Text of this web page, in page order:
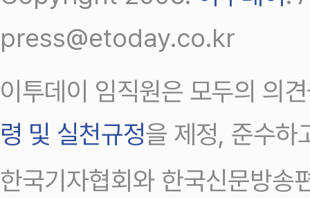
press@etoday.co.kr
이투데이 임직원은 모두의 의
령 및 실천규정을 제정, 준수하
한국기자협회와 한국신문방송